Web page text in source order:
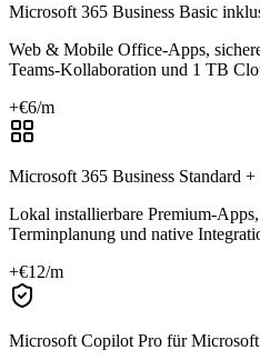
Microsoft 365 Business Basic
Web & Mobile Office-Apps,
Teams-Kollaboration und 1 TB
+€6/m
Microsoft 365 Business Standard
Lokal installierbare Premium-
Terminplanung und native
+€12/m
Microsoft Copilot Pro für